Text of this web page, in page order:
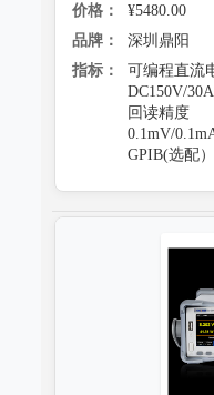
价格：
¥5480.00
品牌：
深圳鼎阳
指标：
可编程直流
DC150V/
回读精度
0.1mV/
GPIB(选配）